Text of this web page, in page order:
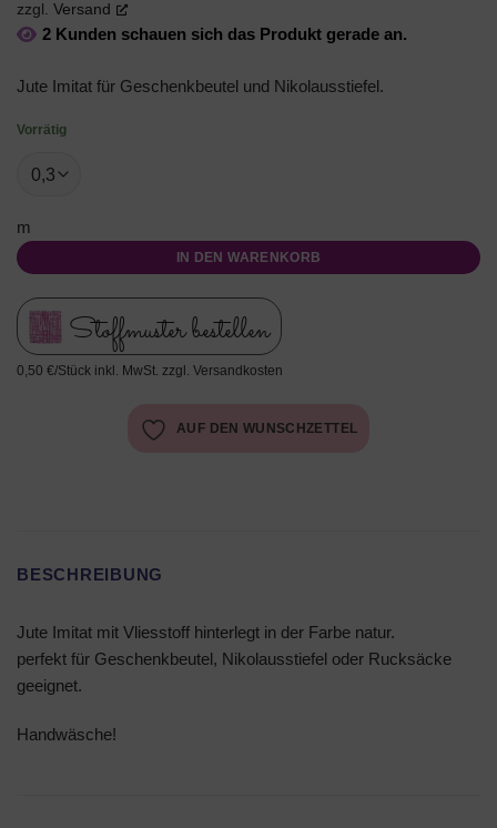
zzgl. Versand
2 Kunden schauen sich das Produkt gerade an.
Jute Imitat für Geschenkbeutel und Nikolausstiefel.
Vorrätig
m
IN DEN WARENKORB
Stoffmuster bestellen
0,50 €/Stück inkl. MwSt. zzgl. Versandkosten
AUF DEN WUNSCHZETTEL
BESCHREIBUNG
Jute Imitat mit Vliesstoff hinterlegt in der Farbe natur.
perfekt für Geschenkbeutel, Nikolausstiefel oder Rucksäcke
geeignet.
Handwäsche!